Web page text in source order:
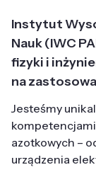
Instytut
Nauk (IWC
fizyki i
na
Jesteśmy
azotkowych –
urządzenia